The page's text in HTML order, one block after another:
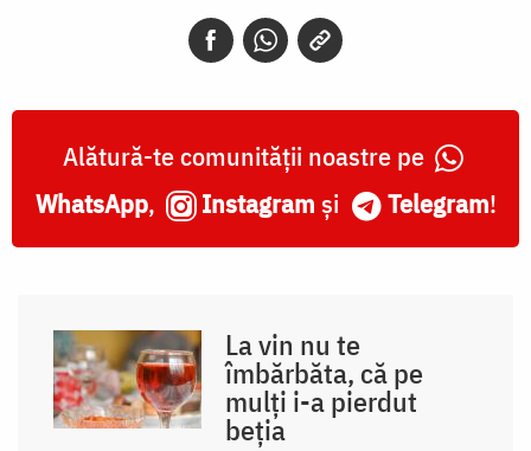
Alătură-te comunității noastre pe
WhatsApp, Instagram și Telegram!
La vin nu te
îmbărbăta, că pe
mulți i-a pierdut
beția